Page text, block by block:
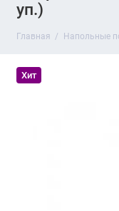
уп.)
Главная Напольные
Хит